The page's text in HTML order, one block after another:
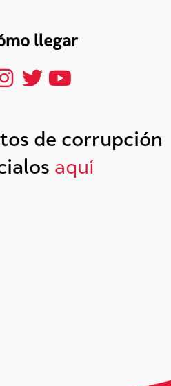
llegar
de corrupción
aquí